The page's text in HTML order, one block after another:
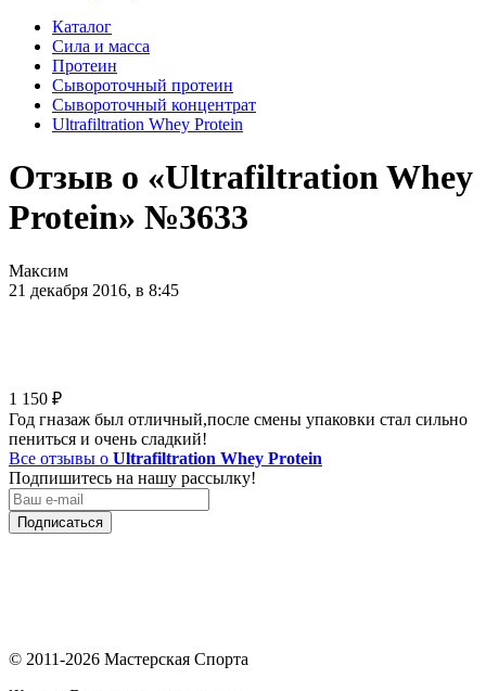
Каталог
Сила и масса
Протеин
Сывороточный протеин
Сывороточный концентрат
Ultrafiltration Whey Protein
Отзыв о «Ultrafiltration Whey
Protein» №3633
Максим
21 декабря 2016, в 8:45
1 150 ₽
Год гназаж был отличный,после смены упаковки стал сильно
пениться и очень сладкий!
Все отзывы о Ultrafiltration Whey Protein
Подпишитесь на нашу рассылку!
Подписаться
© 2011-2026 Мастерская Спорта